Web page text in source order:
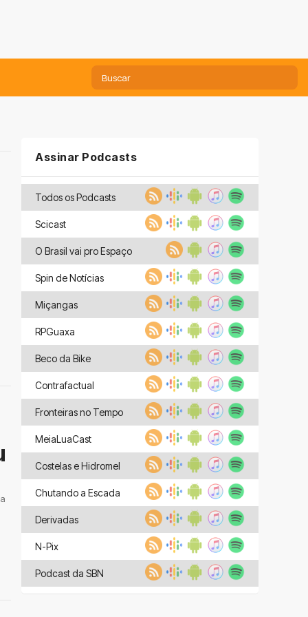
Assinar Podcasts
Todos os Podcasts
Scicast
O Brasil vai pro Espaço
Spin de Notícias
Miçangas
RPGuaxa
Beco da Bike
Contrafactual
Fronteiras no Tempo
MeiaLuaCast
Costelas e Hidromel
Chutando a Escada
Derivadas
N-Pix
Podcast da SBN